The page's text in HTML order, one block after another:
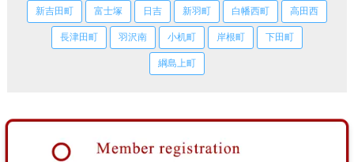
新吉田町 富士塚 日吉 新羽町 白幡西町 高田西
長津田町 羽沢南 小机町 岸根町 下田町
綱島上町